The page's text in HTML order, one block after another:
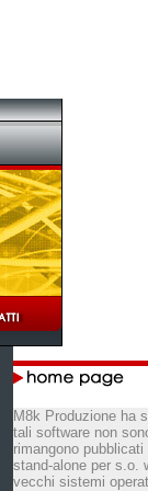
M8k Produzione ha
tali software non
rimangono
stand-alone per s.o.
vecchi sistemi